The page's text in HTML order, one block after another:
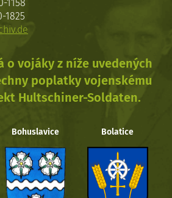
1158
1825
o vojáky z níže uvedených
poplatky vojenskému
Hultschiner-Soldaten.
Bohuslavice Bolatice